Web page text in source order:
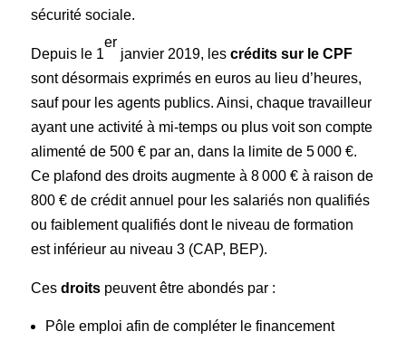
sécurité sociale.
Depuis le 1
er
janvier 2019, lescrédits sur le CPF
sont désormais exprimés en euros au lieu d’heures,
sauf pour les agents publics. Ainsi, chaque travailleur
ayant une activité à mi-temps ou plus voit son compte
alimenté de 500 € par an, dans la limite de 5 000 €.
Ce plafond des droits augmente à 8 000 € à raison de
800 € de crédit annuel pour les salariés non qualifiés
ou faiblement qualifiés dont le niveau de formation
est inférieur au niveau 3 (CAP, BEP).
Ces droitspeuvent être abondés par :
Pôle emploi afin de compléter le financement